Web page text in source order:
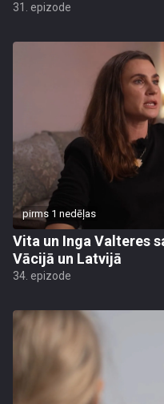
31. epizode
pirms 1 nedēļas
Vita un Inga Valteres
Vācijā un Latvijā
34. epizode